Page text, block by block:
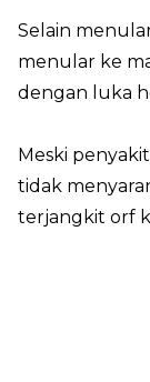
Selain
menular ke
dengan luka
Meski
tidak
terjangkit orf